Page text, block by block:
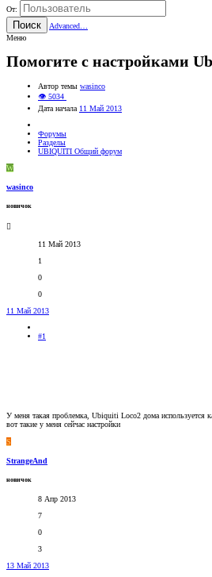
От:
Поиск
Advanced…
Меню
Помогите с настройками
Автор темы wasinco
👁 5034
Дата начала 11 Май 2013
Форумы
Разделы
UBIQUITI Общий форум
W
wasinco
новичок
11 Май 2013
1
0
0
11 Май 2013
#1
У меня такая проблемка, Ubiquiti Loco2 дома используется
вот такие у меня сейчас настройки
S
StrangeAnd
новичок
8 Апр 2013
7
0
3
13 Май 2013